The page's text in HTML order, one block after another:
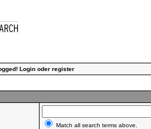
Loginoder register
Match all search terms above.